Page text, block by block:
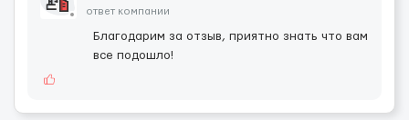
ответ компании
Благодарим за отзыв, приятно знать что вам
все подошло!